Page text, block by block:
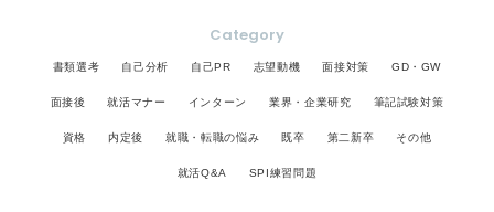
Category
書類選考 自己分析 自己PR 志望動機 面接対策 GD・GW
面接後 就活マナー インターン 業界・企業研究 筆記試験対策
資格 内定後 就職・転職の悩み 既卒 第二新卒 その他
就活Q&A SPI練習問題